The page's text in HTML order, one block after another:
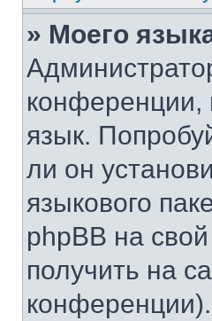
» Моего
конференции,
язык.
ли он
языкового
phpBB на
получить на
конференции).